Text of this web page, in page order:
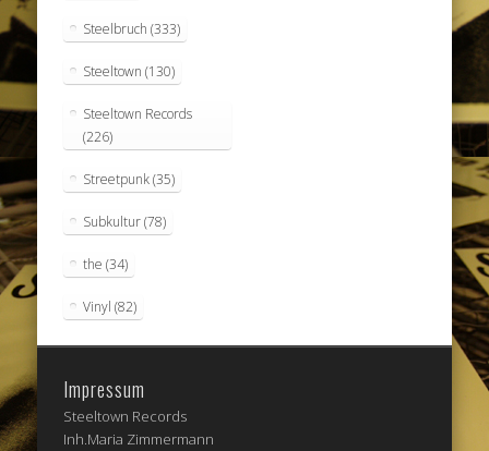
Steelbruch (333)
Steeltown (130)
Steeltown Records
(226)
Streetpunk(35)
Subkultur(78)
the (34)
Vinyl (82)
Impressum
Steeltown Records
Inh.Maria Zimmermann